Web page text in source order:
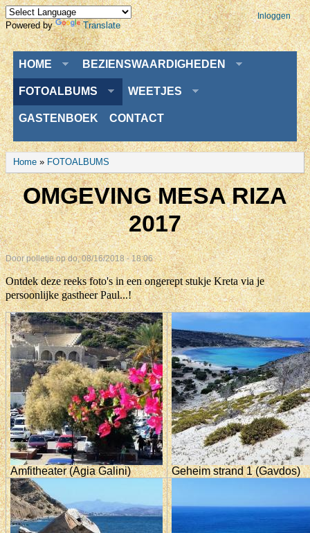
Inloggen
Powered by Translate
Menu
HOME BEZIENSWAARDIGHEDEN
FOTOALBUMS WEETJES
GASTENBOEK CONTACT
U bent hier
Home » FOTOALBUMS
OMGEVING MESA RIZA
2017
Doorpolletjeop do, 08/16/2018 - 18:06
Ontdek deze reeks foto's in een ongerept stukje Kreta via je
persoonlijke gastheer Paul...!
Amfitheater (Agia Galini) Geheim strand 1 (Gavdos)